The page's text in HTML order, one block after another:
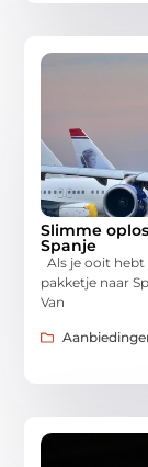
Slimme
Spanje
Als je ooit
pakketje naar
Van